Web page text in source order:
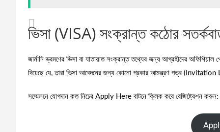
ভিসা (VISA) সংক্রান্ত কঠোর
জার্মানি ভ্রমণের ভিসা বা যাতায়াত সংক্রান্ত তথ্যের জন্য আগ্রহীদের
দিয়েছে যে, তারা ভিসা আবেদনের জন্য কোনো প্রকার আমন্ত্রণ পত্র
সম্মেলনে যোগদান কত নিচের Apply Here বাটনে ক্লিক করে রেজিষ্ট্রেশন করুন: